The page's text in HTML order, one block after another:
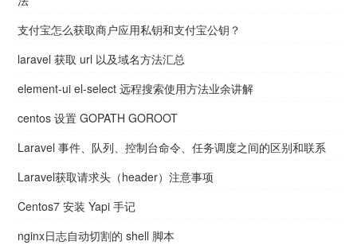
支付宝怎么获取商户应用私钥和支付宝公钥？
laravel 获取 url 以及域名方法汇总
element-ui el-select 远程搜索使用方法业余讲解
centos 设置 GOPATH GOROOT
Laravel 事件、队列、控制台命令、任务调度之间的区别和联系
Laravel获取请求头（header）注意事项
Centos7 安装 Yapi 手记
nginx日志自动切割的 shell 脚本